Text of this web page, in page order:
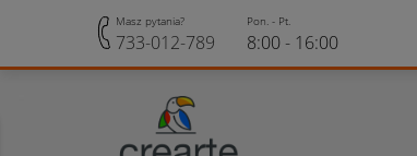
Masz pytania?
733-012-789
Pon. - Pt.
8:00 - 16:00